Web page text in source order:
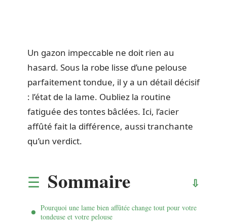
Un gazon impeccable ne doit rien au
hasard. Sous la robe lisse d’une pelouse
parfaitement tondue, il y a un détail décisif
: l’état de la lame. Oubliez la routine
fatiguée des tontes bâclées. Ici, l’acier
affûté fait la différence, aussi tranchante
qu’un verdict.
Sommaire
Pourquoi une lame bien affûtée change tout pour votre
tondeuse et votre pelouse